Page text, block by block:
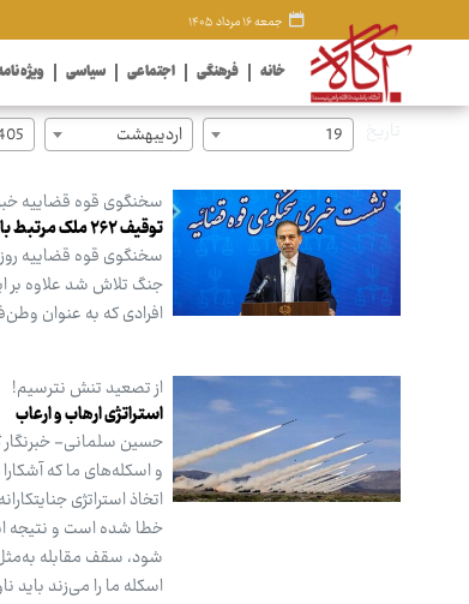
جمعه ۱۶ مرداد ۱۴۰۵
خانه فرهنگی اجتماعی سیاسی ویژه
19 اردیبهشت
سخنگوی قوه قضاییه
توقیف ۲۶۲ ملک مرتبط با وطن‌فروشان در کشور
سخنگوی قوه قضاییه
جنگ تلاش شد علاوه بر
افرادی که به عنوان
از تصعید تنش نترسیم!
استراتژی ارهاب و ارعاب
حسین سلمانی- خبرنگار
و اسکله‌های ما که
اتخاذ استراتژی
خطا شده است و نتیجه
شود، سقف مقابله به‌مثل
اسکله ما را می‌زند